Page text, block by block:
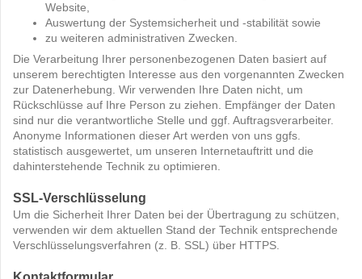
Website,
Auswertung der Systemsicherheit und -stabilität sowie
zu weiteren administrativen Zwecken.
Die Verarbeitung Ihrer personenbezogenen Daten basiert auf
unserem berechtigten Interesse aus den vorgenannten Zwecken
zur Datenerhebung. Wir verwenden Ihre Daten nicht, um
Rückschlüsse auf Ihre Person zu ziehen. Empfänger der Daten
sind nur die verantwortliche Stelle und ggf. Auftragsverarbeiter.
Anonyme Informationen dieser Art werden von uns ggfs.
statistisch ausgewertet, um unseren Internetauftritt und die
dahinterstehende Technik zu optimieren.
SSL-Verschlüsselung
Um die Sicherheit Ihrer Daten bei der Übertragung zu schützen,
verwenden wir dem aktuellen Stand der Technik entsprechende
Verschlüsselungsverfahren (z. B. SSL) über HTTPS.